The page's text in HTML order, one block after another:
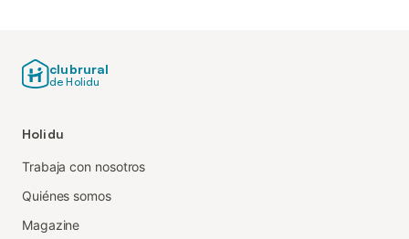
clubrural
de Holidu
Holidu
Trabaja con nosotros
Quiénes somos
Magazine